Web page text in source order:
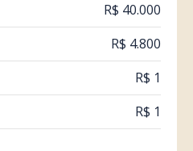
R$ 40.000
R$ 4.800
R$ 1
R$ 1